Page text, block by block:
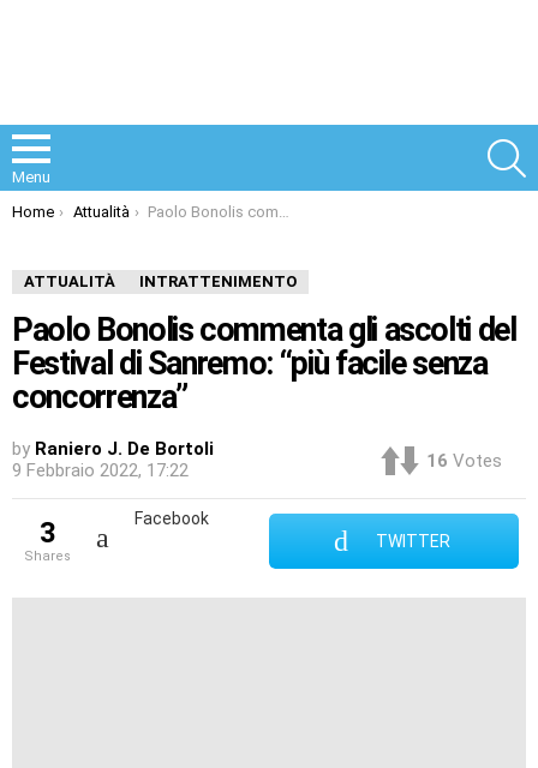
Menu
You are here:
Home Attualità Paolo Bonolis commenta gli ascolti del Festival di Sanremo: “più facile senza concorrenza”
ATTUALITÀ INTRATTENIMENTO
Paolo Bonolis commenta gli ascolti del
Festival di Sanremo: “più facile senza
concorrenza”
by Raniero J. De Bortoli
9 Febbraio 2022, 17:22
16 Votes
3
shares
Facebook
TWITTER